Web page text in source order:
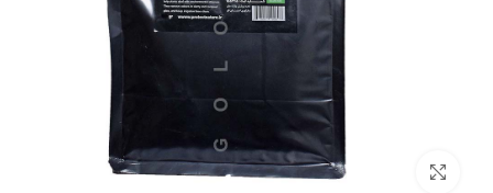
برای بزرگنمایی کلیک کنید